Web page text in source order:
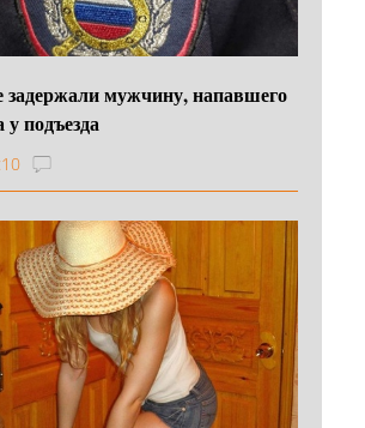
задержали мужчину, напавшего
подъезда